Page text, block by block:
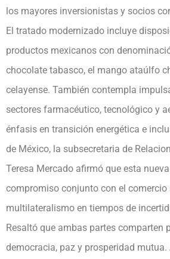
los mayores inversionistas y socios
El tratado modernizado incluye
productos mexicanos con
chocolate tabasco, el mango ataúlfo
celayense. También contempla
sectores farmacéutico, tecnológico y
énfasis en transición energética e
de México, la subsecretaria de
Teresa Mercado afirmó que esta
compromiso conjunto con el comercio
multilateralismo en tiempos de
Resaltó que ambas partes comparten
democracia, paz y prosperidad